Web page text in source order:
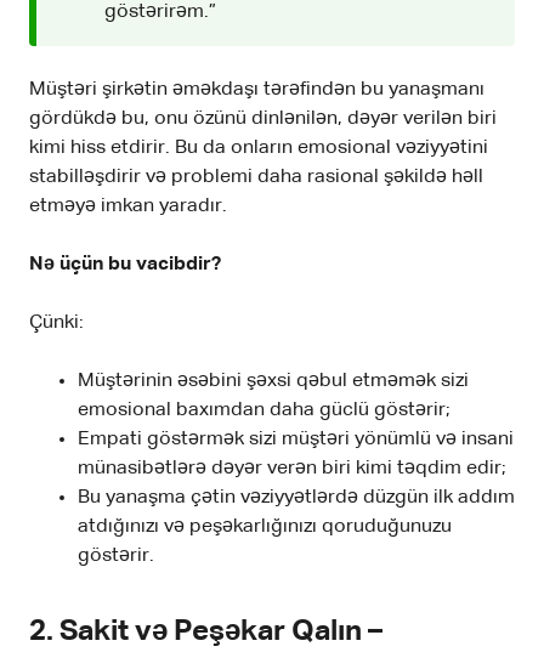
göstərirəm.”
Müştəri şirkətin əməkdaşı tərəfindən bu yanaşmanı
gördükdə bu, onu özünü dinlənilən, dəyər verilən biri
kimi hiss etdirir. Bu da onların emosional vəziyyətini
stabilləşdirir və problemi daha rasional şəkildə həll
etməyə imkan yaradır.
Nə üçün bu vacibdir?
Çünki:
Müştərinin əsəbini şəxsi qəbul etməmək sizi
emosional baxımdan daha güclü göstərir;
Empati göstərmək sizi müştəri yönümlü və insani
münasibətlərə dəyər verən biri kimi təqdim edir;
Bu yanaşma çətin vəziyyətlərdə düzgün ilk addım
atdığınızı və peşəkarlığınızı qoruduğunuzu
göstərir.
2. Sakit və Peşəkar Qalın –